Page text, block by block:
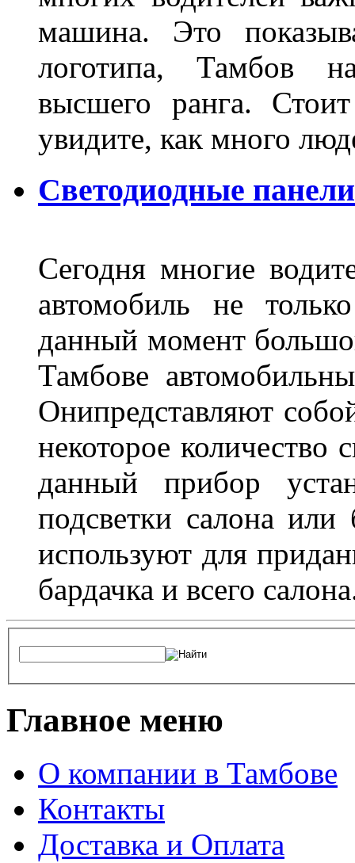
машина. Это
логотипа, Тамбов
высшего ранга.
увидите, как много
Светодиодные
Сегодня многие
автомобиль не
данный момент
Тамбове
Онипредставляют
некоторое количество
данный прибор
подсветки салона
используют для
бардачка и всего
Главное меню
О компании в Тамбове
Контакты
Доставка и Оплата